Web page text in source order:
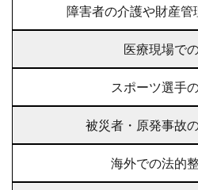
障害者の介護や財産管
医療現場で
スポーツ選手
被災者・原発事故
海外での法的